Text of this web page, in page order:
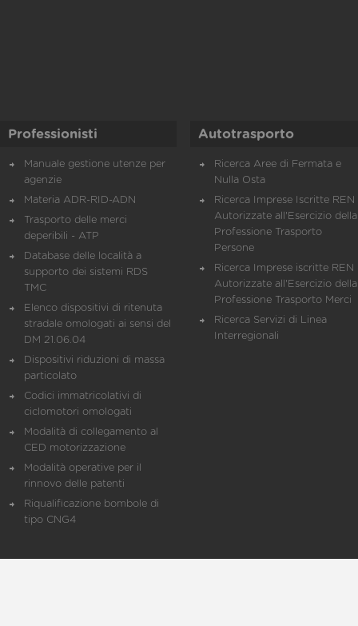
Professionisti
Manuale gestione utenze per
agenzie
Materia ADR-RID-ADN
Trasporto delle merci
deperibili - ATP
Database delle località a
supporto dei sistemi RDS
TMC
Elenco dispositivi di ritenuta
stradale omologati ai sensi del
DM 21.06.04
Dispositivi riduzioni di massa
particolato
Codici immatricolativi di
ciclomotori omologati
Modalità di collegamento al
CED motorizzazione
Modalità operative per il
rinnovo delle patenti
Riqualificazione bombole di
tipo CNG4
Autotrasporto
Ricerca Aree di Fermata e
Nulla Osta
Ricerca Imprese Iscritte REN
Autorizzate all'Esercizio della
Professione Trasporto
Persone
Ricerca Imprese iscritte REN
Autorizzate all'Esercizio della
Professione Trasporto Merci
Ricerca Servizi di Linea
Interregionali